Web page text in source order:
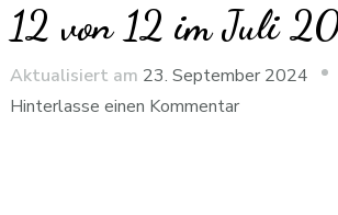
12 von 12 im Juli
Aktualisiert am 23. September 2024
Hinterlasse einen Kommentar